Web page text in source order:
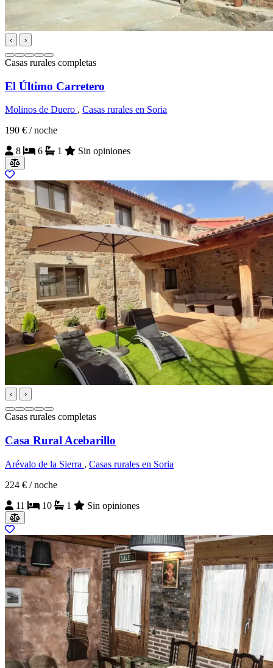
‹ ›
Casas rurales completas
El Último Carretero
Molinos de Duero , Casas rurales en Soria
190 € / noche
8
6 1 Sin opiniones
‹ ›
Casas rurales completas
Casa Rural Acebarillo
Arévalo de la Sierra , Casas rurales en Soria
224 € / noche
11
10 1 Sin opiniones